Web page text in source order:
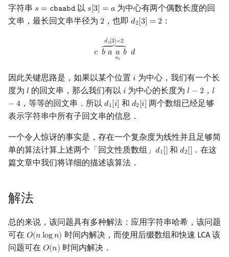
CP Editor
排序相关 STL
DP 套 DP 阶乘取模
同余方程
二次剩余
阶 & 原根
离散对数
高次剩余 & 单位根
莫比乌斯反演
形式幂级数复合|复合逆
指数生成函数
Pólya 计数
线性代数
概率论
博弈论
数值算法
序理论
拟阵
Berlekamp–Massey 算法
划分树
可持久化数据结构
树套树
K-D Tree
动态树
PQ 树
手指树
环计数问题
欧拉图
哈密顿图
二分图
平面图
图的着色
网络流
计算几何杂项
主元素问题
Kahan 求和
珂朵莉树/颜色段均摊
空间优化简介
字符串 𝑠 = 𝚌𝚋𝚊𝚊𝚋𝚍
s =cbaabd 以 𝑠[3] = 𝑎
s [3 =a
为中心有两个偶数长度的回
文串，最长回文串半径为 2
2 ，也即 𝑑2[3] = 2
d2 [3 =2 ：
𝑐
𝑑2[3]=2
⏞
𝑏 𝑎 𝑎
𝑠3 𝑏 𝑑
3 b⏞d
因此关键思路是，如果以某个位置 𝑖
i 为中心，我们有一个长
度为 𝑙l 的回文串，那么我们有以 𝑖
i 为中心的长度为𝑙 −2
l −2 ， 𝑙
−4
l
，等等的回文串．所以 𝑑1[𝑖]
d1[i] 和 𝑑2[𝑖]
d2[i 两个数组已经足够
表示字符串中所有子回文串的信息．
一个令人惊讶的事实是，存在一个复杂度为线性并且足够简
单的算法计算上述两个「回文性质数组」 𝑑1[]
d1[ 和𝑑2[]
d2[ ．在这
篇文章中我们将详细的描述该算法．
解法
总的来说，该问题具有多种解法：应用字符串哈希，该问题
可在 𝑂(𝑛log𝑛)
O(nlogn)
时间内解决，而使用后缀数组和快速 LCA 该
问题可在 𝑂(𝑛)
O(n) 时间内解决．